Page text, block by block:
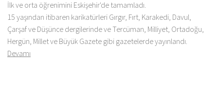
İlk ve orta öğrenimini Eskişehir'de tamamladı.
15 yaşından itibaren karikatürleri Gırgır, Fırt, Karakedi, Davul,
Çarşaf ve Düşünce dergilerinde ve Tercüman, Milliyet, Ortadoğu,
Hergün, Millet ve Büyük Gazete gibi gazetelerde yayınlandı.
Devamı